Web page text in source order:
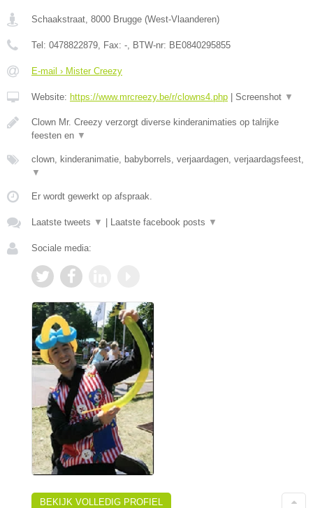
Schaakstraat, 8000 Brugge (West-Vlaanderen)
Tel: 0478822879, Fax: -, BTW-nr: BE0840295855
E-mail › Mister Creezy
Website: https://www.mrcreezy.be/r/clowns4.php Screenshot ▼
Clown Mr. Creezy verzorgt diverse kinderanimaties op talrijke
feesten en ▼
clown, kinderanimatie, babyborrels, verjaardagen, verjaardagsfeest,
▼
Er wordt gewerkt op afspraak.
Laatste tweets ▼ Laatste facebook posts ▼
Sociale media:
BEKIJK VOLLEDIG PROFIEL